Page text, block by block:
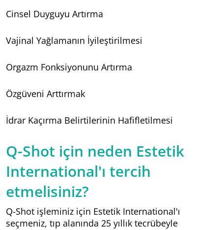
Cinsel Duyguyu Artırma
Vajinal Yağlamanın İyileştirilmesi
Orgazm Fonksiyonunu Artırma
Özgüveni Arttırmak
İdrar Kaçırma Belirtilerinin Hafifletilmesi
Q-Shot için neden Estetik
International'ı tercih
etmelisiniz?
Q-Shot işleminiz için Estetik International'ı
seçmeniz, tıp alanında 25 yıllık tecrübeyle